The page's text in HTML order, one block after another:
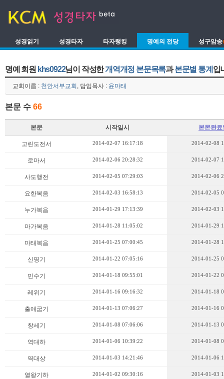
성경읽기 성경타자 타자랭킹 명예의 전당 성구암송
명예 회원 khs0922님이 작성한개역개정 본문목록과본문별 통계 입
교회이름 : 천안서부교회 , 담임목사 : 윤마태
본문 수 66
본문 시작일시 본몬완료
고린도전서 2014-02-07 16:17:18 2014-02-08
로마서 2014-02-06 20:28:32 2014-02-07
사도행전 2014-02-05 07:29:03 2014-02-06
요한복음 2014-02-03 16:58:13 2014-02-05
누가복음 2014-01-29 17:13:39 2014-02-03
마가복음 2014-01-28 11:05:02 2014-01-29
마태복음 2014-01-25 07:00:45 2014-01-28
신명기 2014-01-22 07:05:16 2014-01-25
민수기 2014-01-18 09:55:01 2014-01-22
레위기 2014-01-16 09:16:32 2014-01-18
출애굽기 2014-01-13 07:06:27 2014-01-16
창세기 2014-01-08 07:06:06 2014-01-13
역대하 2014-01-06 10:39:22 2014-01-08
역대상 2014-01-03 14:21:46 2014-01-06
열왕기하 2014-01-02 09:30:16 2014-01-03